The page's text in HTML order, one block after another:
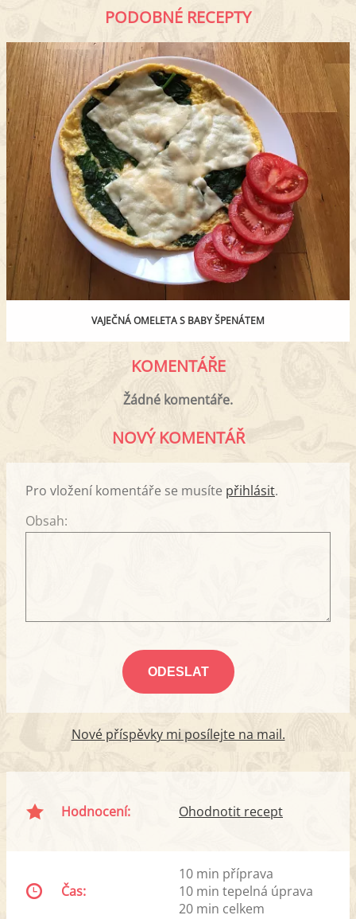
PODOBNÉ RECEPTY
VAJEČNÁ OMELETA S BABY ŠPENÁTEM
KOMENTÁŘE
Žádné komentáře.
NOVÝ KOMENTÁŘ
Pro vložení komentáře se musíte přihlásit.
Obsah:
Nové příspěvky mi posílejte na mail.
Hodnocení: Ohodnotit recept
Čas:
10 min příprava
10 min tepelná úprava
20 min celkem